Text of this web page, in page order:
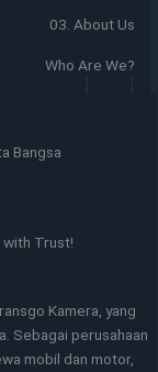
03. About Us
Who Are We?
Bangsa
with Trust!
Kamera, yang
Sebagai perusahaan
mobil dan motor,